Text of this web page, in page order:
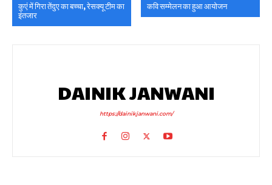
कुएं में गिरा तेंदुए का बच्चा, रेसक्यू टीम का
इंतजार
कवि सम्मेलन का हुआ आयोजन
DAINIK JANWANI
https://dainikjanwani.com/